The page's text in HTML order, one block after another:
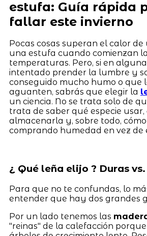
estufa: Guía rápida
fallar este invierno
Pocas cosas superan el calor
una estufa cuando comienzan
temperaturas. Pero, si en
intentado prender la lumbre y
conseguido mucho humo o que
aguanten, sabrás que elegir la
un ciencia. No se trata solo de
trata de saber qué especie usar,
almacenarla y, sobre todo,
comprando humedad en vez de
¿ Qué leña elijo ? Duras
Para que no te confundas, lo
entender que hay dos grandes
Por un lado tenemos las
"reinas" de la calefacción